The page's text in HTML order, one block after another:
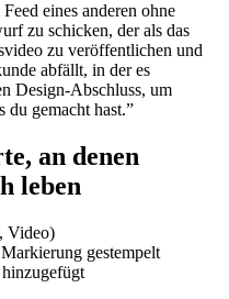
eines anderen ohne
zu schicken, der als das
zu veröffentlichen und
abfällt, in der es
Design-Abschluss, um
du gemacht hast.”
an denen
leben
Video)
gestempelt